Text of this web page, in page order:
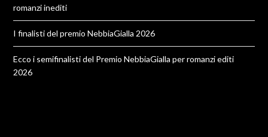
romanzi inediti
I finalisti del premio NebbiaGialla 2026
Ecco i semifinalisti del Premio NebbiaGialla per romanzi editi
2026